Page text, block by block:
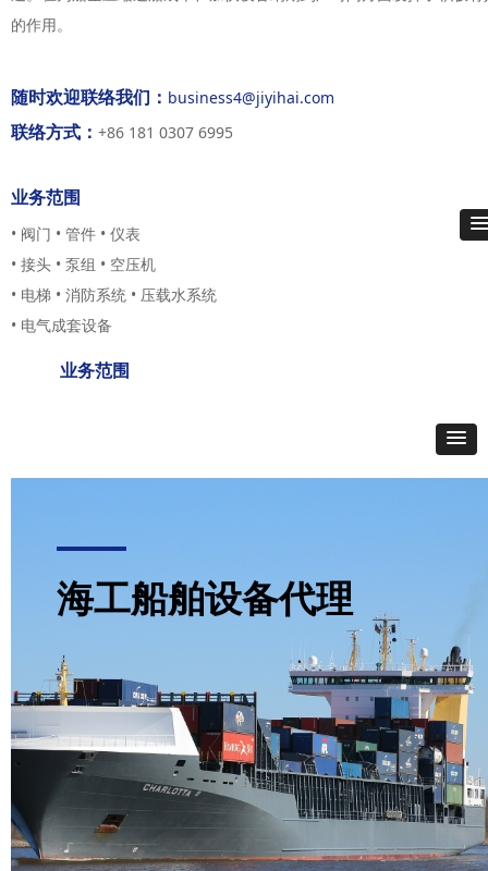
海工船舶设备代理
的作用。
随时欢迎联络我们： business4@jiyihai.com
联络方式： +86 181 0307 6995
业务范围
• 阀门 • 管件 • 仪表
• 接头 • 泵组 • 空压机
• 电梯 • 消防系统 • 压载水系统
• 电气成套设备
业务范围